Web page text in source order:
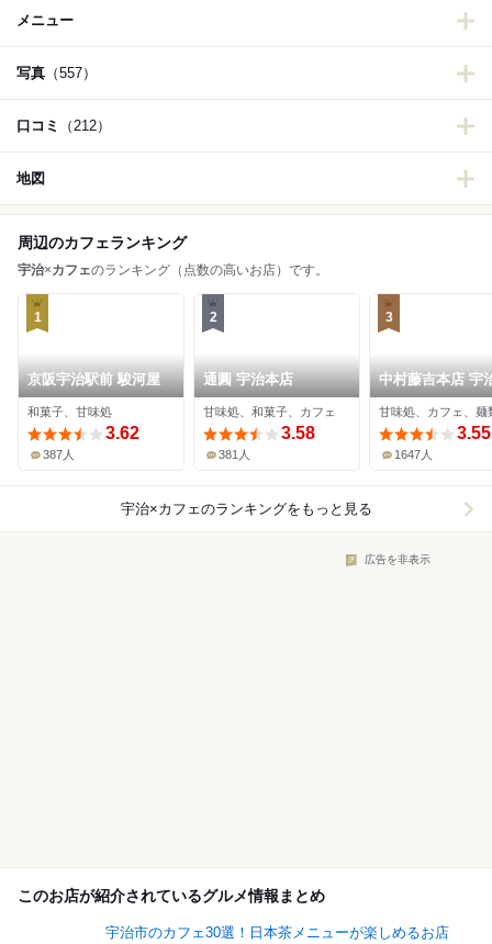
メニュー
写真 （557）
口コミ （212）
地図
周辺のカフェランキング
宇治×カフェのランキング（点数の高いお店）です。
1
京阪宇治駅前 駿河屋
和菓子、甘味処
3.62
387人
2
通圓 宇治本店
甘味処、和菓子、カフェ
3.58
381人
3
中村藤吉本店 宇
店
甘味処、カフェ、麺
3.55
1647人
宇治×カフェのランキングをもっと見る
広告を非表示
このお店が紹介されているグルメ情報まとめ
宇治市のカフェ30選！日本茶メニューが楽しめるお店